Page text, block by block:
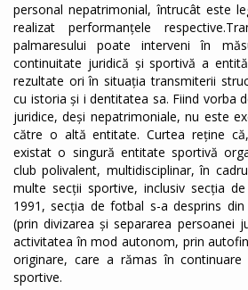
personal nepatrimonial, întrucât este
realizat performanțele
palmaresului poate interveni în
continuitate juridică și sportivă a
rezultate ori în situația transmiterii
cu istoria și i dentitatea sa. Fiind vorba
juridice, deși nepatrimoniale, nu este
către o altă entitate. Curtea reține
existat o singură entitate sportivă
club polivalent, multidisciplinar, în
multe secții sportive, inclusiv secția
1991, secția de fotbal s-a desprins
(prin divizarea și separarea persoanei
activitatea în mod autonom, prin
originare, care a rămas în
sportive.